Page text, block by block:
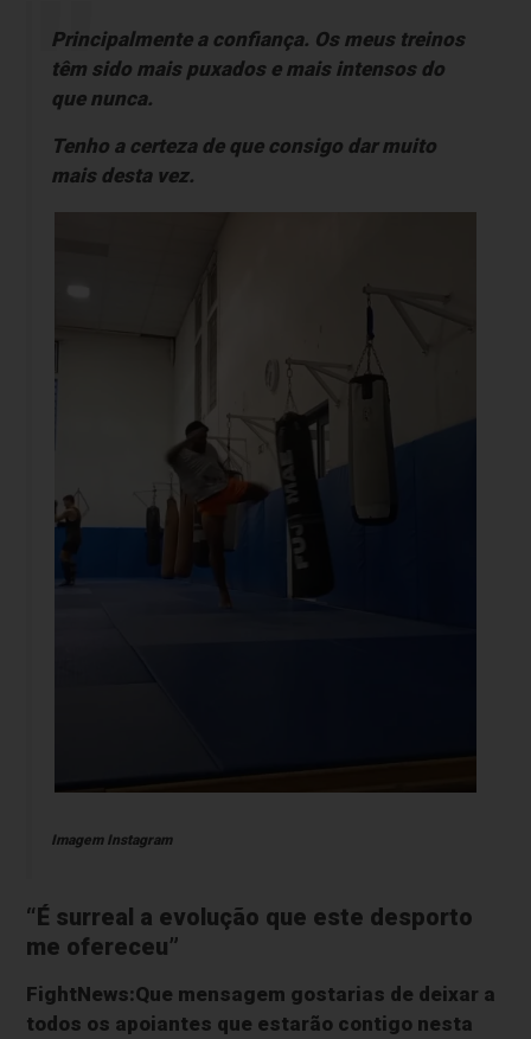
Principalmente a confiança. Os meus treinos
têm sido mais puxados e mais intensos do
que nunca.
Tenho a certeza de que consigo dar muito
mais desta vez.
Imagem Instagram
“É surreal a evolução que este desporto
me ofereceu”
FightNews:Que mensagem gostarias de deixar a
todos os apoiantes que estarão contigo nesta